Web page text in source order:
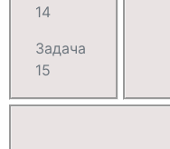
14
Задача
15